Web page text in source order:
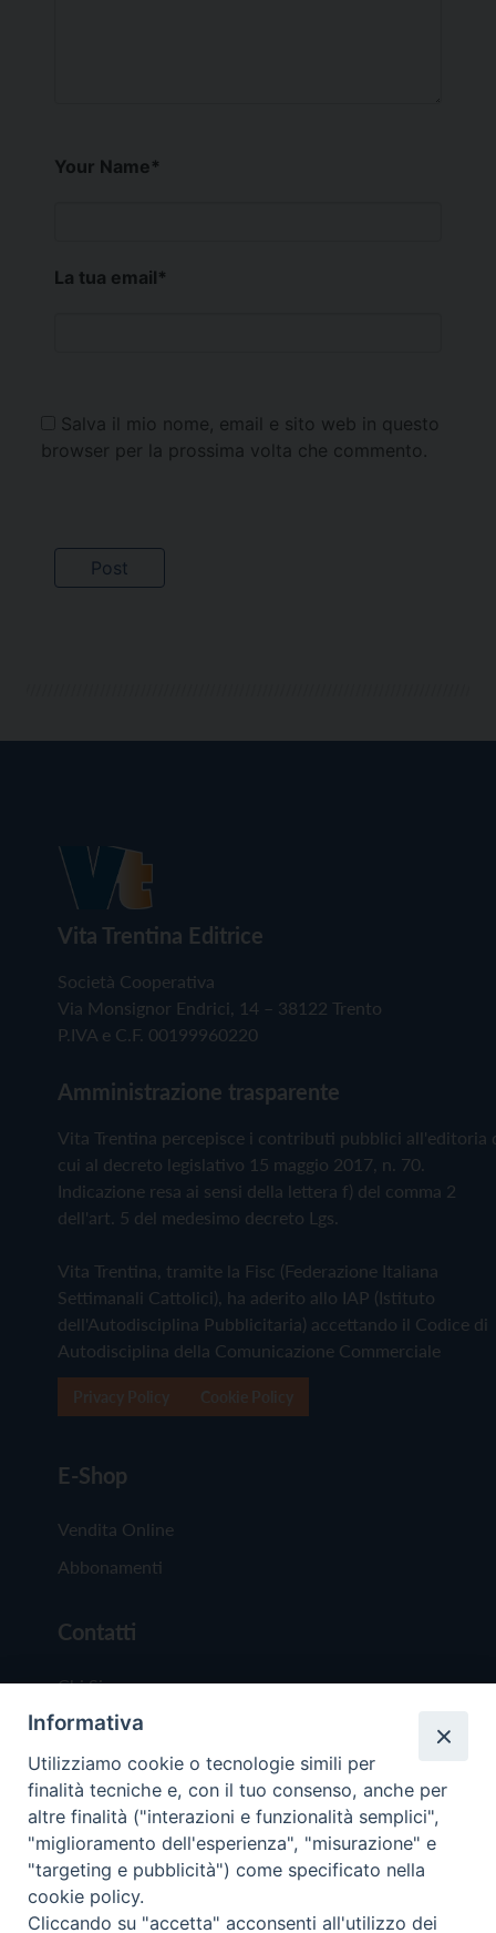
Your Name*
La tua email*
Salva il mio nome, email e sito web in questo
browser per la prossima volta che commento.
Vita Trentina Editrice
Società Cooperativa
Via Monsignor Endrici, 14 – 38122 Trento
P.IVA e C.F. 00199960220
Amministrazione trasparente
Vita Trentina percepisce i contributi pubblici all'editoria
cui al decreto legislativo 15 maggio 2017, n. 70.
Indicazione resa ai sensi della lettera f) del comma 2
dell'art. 5 del medesimo decreto Lgs.
Vita Trentina, tramite la Fisc (Federazione Italiana
Settimanali Cattolici), ha aderito allo IAP (Istituto
dell'Autodisciplina Pubblicitaria) accettando il Codice di
Autodisciplina della Comunicazione Commerciale
E-Shop
Vendita Online
Abbonamenti
Contatti
Chi Siamo
Redazione
Scrivici
Copyright © 2019 - Tutti i diritti riservati - Vita
Informativa
Utilizziamo cookie o tecnologie simili per
finalità tecniche e, con il tuo consenso, anche per
altre finalità ("interazioni e funzionalità semplici",
"miglioramento dell'esperienza", "misurazione" e
"targeting e pubblicità") come specificato nella
cookie policy.
Cliccando su "accetta" acconsenti all'utilizzo dei